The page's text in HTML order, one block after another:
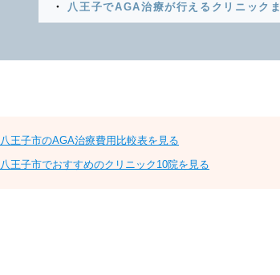
八王子でAGA治療が行えるクリニック
八王子市のAGA治療費用比較表を見る
八王子市でおすすめのクリニック10院を見る